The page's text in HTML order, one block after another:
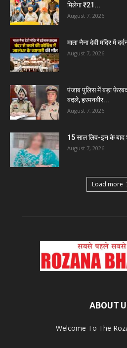
मिलेगा ₹21...
August 7, 2026
माता नैना देवी मंदिर में
August 7, 2026
पंजाब पुलिस में बड़ा
बदले, हरमनबीर...
August 7, 2026
15 साल लिव-इन के बाद
August 7, 2026
Load more
ABOUT
Welcome To The